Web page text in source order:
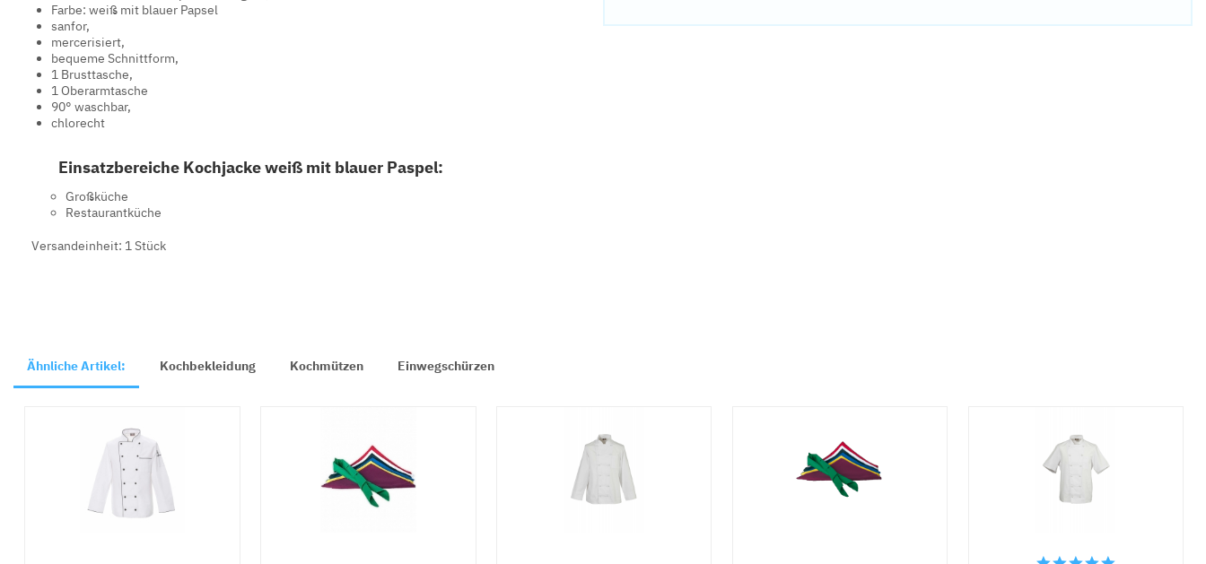
Farbe: weiß mit blauer Papsel
sanfor,
mercerisiert,
bequeme Schnittform,
1 Brusttasche,
1 Oberarmtasche
90° waschbar,
chlorecht
Einsatzbereiche Kochjacke weiß mit blauer Paspel:
Großküche
Restaurantküche
Versandeinheit: 1 Stück
Ähnliche Artikel: Kochbekleidung Kochmützen Einwegschürzen